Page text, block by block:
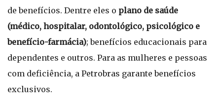
de benefícios. Dentre eles o plano de saúde
(médico, hospitalar, odontológico, psicológico e
benefício-farmácia); benefícios educacionais para
dependentes e outros. Para as mulheres e pessoas
com deficiência, a Petrobras garante benefícios
exclusivos.